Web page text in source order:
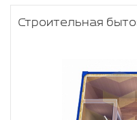
Строительная